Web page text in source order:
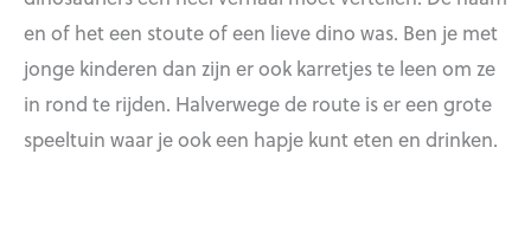
en of het een stoute of een lieve dino was. Ben je met
jonge kinderen dan zijn er ook karretjes te leen om ze
in rond te rijden. Halverwege de route is er een grote
speeltuin waar je ook een hapje kunt eten en drinken.